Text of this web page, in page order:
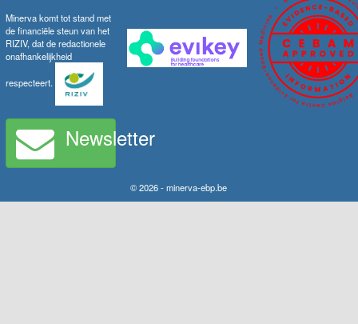
Minerva komt tot stand met
de financiële steun van het
RIZIV, dat de redactionele
onafhankelijkheid
respecteert.
Newsletter
© 2026 - minerva-ebp.be